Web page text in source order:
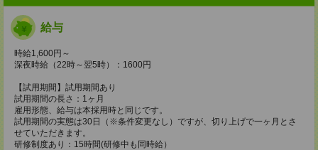
給与
時給1,600円～
深夜時給（22時～翌5時）：1600円
【試用期間】試用期間あり
試用期間の長さ：1ヶ月
雇用形態、給与は本採用時と同じです。
試用期間の実態は30日（※条件変更なし）ですが、切り上げで一ヶ月とさ
せていただきます。
研修制度あり：15時間(研修中も同時給）